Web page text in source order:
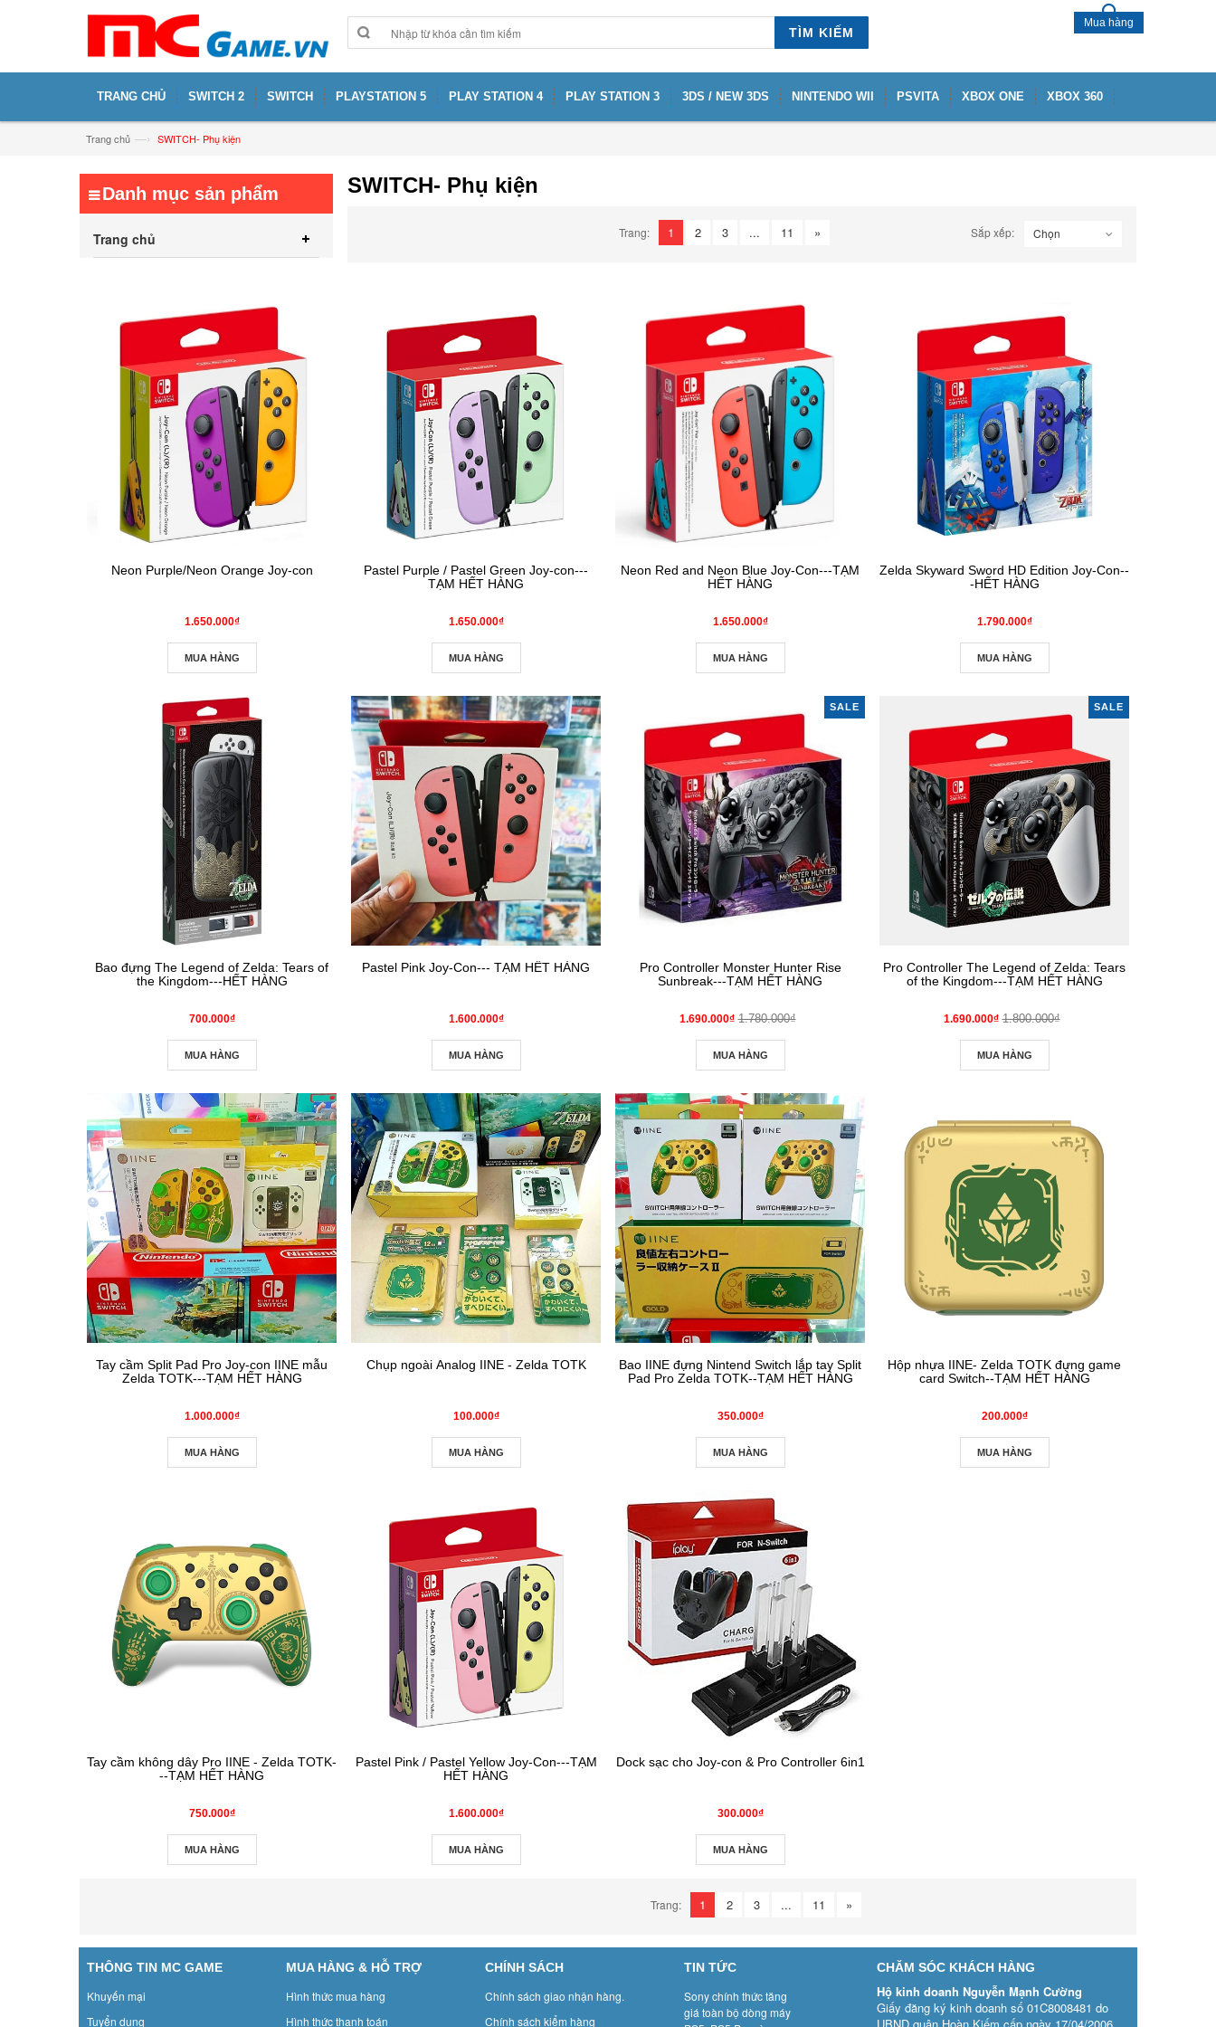
TÌM KIẾM
Mua hàng
TRANG CHỦ SWITCH 2 SWITCH PLAYSTATION 5 PLAY STATION 4 PLAY STATION 3 3DS / NEW 3DS NINTENDO WII PSVITA XBOX ONE XBOX 360
Trang chủ —› SWITCH- Phụ kiện
Danh mục sản phẩm
Trang chủ
SWITCH- Phụ kiện
Sắp xếp: Chọn
Trang: 1 2 3 ... 11 »
Neon Purple/Neon Orange Joy-con
1.650.000₫
MUA HÀNG
Pastel Purple / Pastel Green Joy-con---
TẠM HẾT HÀNG
1.650.000₫
MUA HÀNG
Neon Red and Neon Blue Joy‑Con---TẠM
HẾT HÀNG
1.650.000₫
MUA HÀNG
Zelda Skyward Sword HD Edition Joy‑Con--
-HẾT HÀNG
1.790.000₫
MUA HÀNG
Bao đựng The Legend of Zelda: Tears of
the Kingdom---HẾT HÀNG
700.000₫
MUA HÀNG
Pastel Pink Joy‑Con--- TẠM HẾT HÀNG
1.600.000₫
MUA HÀNG
SALE
Pro Controller Monster Hunter Rise
Sunbreak---TẠM HẾT HÀNG
1.690.000₫ 1.780.000₫
MUA HÀNG
SALE
Pro Controller The Legend of Zelda: Tears
of the Kingdom---TẠM HẾT HÀNG
1.690.000₫ 1.800.000₫
MUA HÀNG
Tay cầm Split Pad Pro Joy-con IINE mẫu
Zelda TOTK---TẠM HẾT HÀNG
1.000.000₫
MUA HÀNG
Chụp ngoài Analog IINE - Zelda TOTK
100.000₫
MUA HÀNG
Bao IINE đựng Nintend Switch lắp tay Split
Pad Pro Zelda TOTK--TẠM HẾT HÀNG
350.000₫
MUA HÀNG
Hộp nhựa IINE- Zelda TOTK đựng game
card Switch--TẠM HẾT HÀNG
200.000₫
MUA HÀNG
Tay cầm không dây Pro IINE - Zelda TOTK-
--TẠM HẾT HÀNG
750.000₫
MUA HÀNG
Pastel Pink / Pastel Yellow Joy‑Con---TẠM
HẾT HÀNG
1.600.000₫
MUA HÀNG
Dock sạc cho Joy-con & Pro Controller 6in1
300.000₫
MUA HÀNG
Trang: 1 2 3 ... 11 »
THÔNG TIN MC GAME
Khuyến mại
Tuyển dụng
MUA HÀNG & HỖ TRỢ
Hình thức mua hàng
Hình thức thanh toán
CHÍNH SÁCH
Chính sách giao nhận hàng.
Chính sách kiểm hàng
TIN TỨC
Sony chính thức tăng
giá toàn bộ dòng máy
CHĂM SÓC KHÁCH HÀNG
Hộ kinh doanh Nguyễn Mạnh Cường
Giấy đăng ký kinh doanh số 01C8008481 do